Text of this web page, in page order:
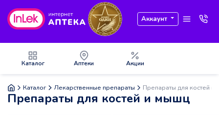
Аккаунт
Каталог Аптеки Акции
Каталог Лекарственные препараты Препараты для костей и
Препараты для костей и мышц